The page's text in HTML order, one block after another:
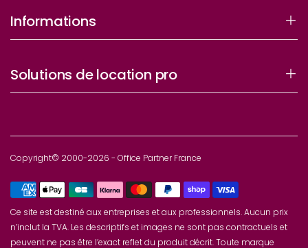
Informations
Solutions de location pro
Copyright© 2000-2026 - Office Partner France
Ce site est destiné aux entreprises et aux professionnels. Aucun prix
n’inclut la TVA. Les descriptifs et images ne sont pas contractuels et
peuvent ne pas être l’exact reflet du produit décrit. Toute marque